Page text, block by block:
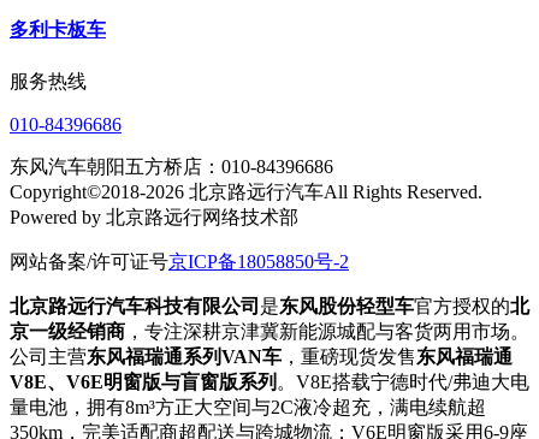
多利卡板车
服务热线
010-84396686
东风汽车朝阳五方桥店：010-84396686
Copyright©2018-2026 北京路远行汽车All Rights Reserved.
Powered by 北京路远行网络技术部
网站备案/许可证号京ICP备18058850号-2
北京路远行汽车科技有限公司 是东风股份轻型车官方授权的北
京一级经销商 ，专注深耕京津冀新能源城配与客货两用市场。
公司主营东风福瑞通系列VAN车 ，重磅现货发售东风福瑞通
V8E、V6E明窗版与盲窗版系列 。V8E搭载宁德时代/弗迪大电
量电池，拥有8m³方正大空间与2C液冷超充，满电续航超
350km，完美适配商超配送与跨城物流；V6E明窗版采用6-9座